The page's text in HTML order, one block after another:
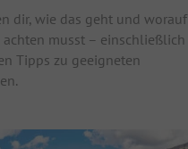
dir, wie das geht und worauf
achten musst – einschließlich
Tipps zu geeigneten